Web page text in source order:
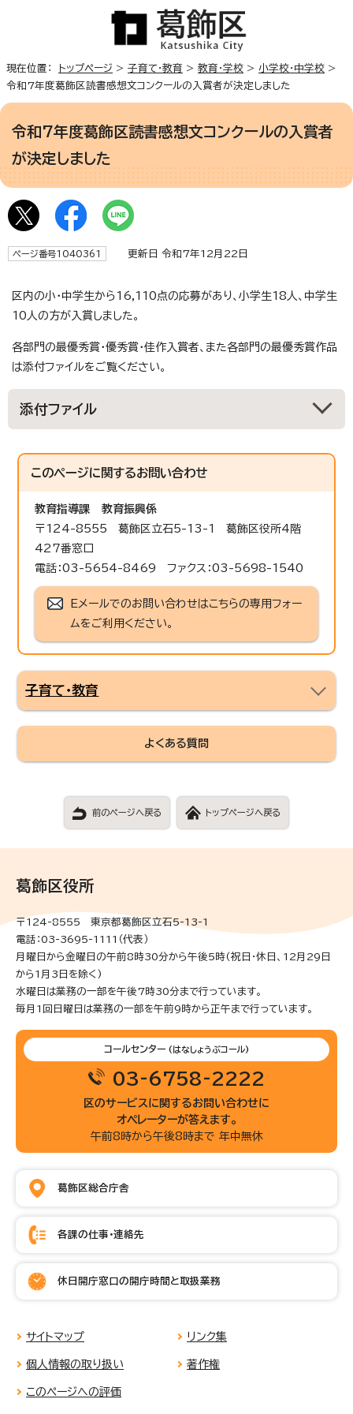
現在位置： トップページ > 子育て・教育 > 教育・学校 > 小学校・中学校 >
令和7年度葛飾区読書感想文コンクールの入賞者が決定しました
令和7年度葛飾区読書感想文コンクールの入賞者
が決定しました
ページ番号1040361 更新日 令和7年12月22日
区内の小・中学生から16,110点の応募があり、小学生18人、中学生
10人の方が入賞しました。
各部門の最優秀賞・優秀賞・佳作入賞者、また各部門の最優秀賞作品
は添付ファイルをご覧ください。
添付ファイル
このページに関するお問い合わせ
教育指導課
教育振興係
〒124-8555 葛飾区立石5-13-1 葛飾区役所4階
427番窓口
電話：03-5654-8469 ファクス：03-5698-1540
Eメールでのお問い合わせはこちらの専用フォー
ムをご利用ください。
子育て・教育
よくある質問
前のページへ戻る トップページへ戻る
葛飾区役所
〒124-8555 東京都葛飾区立石5-13-1
電話：03-3695-1111（代表）
月曜日から金曜日の午前8時30分から午後5時(祝日・休日、12月29日
から1月3日を除く)
水曜日は業務の一部を午後7時30分まで行っています。
毎月1回日曜日は業務の一部を午前9時から正午まで行っています。
コールセンター (はなしょうぶコール)
03-6758-2222
区のサービスに関するお問い合わせに
オペレーターが答えます。
午前8時から午後8時まで 年中無休
葛飾区総合庁舎
各課の仕事・連絡先
休日開庁窓口の開庁時間と取扱業務
サイトマップ リンク集
個人情報の取り扱い 著作権
このページへの評価